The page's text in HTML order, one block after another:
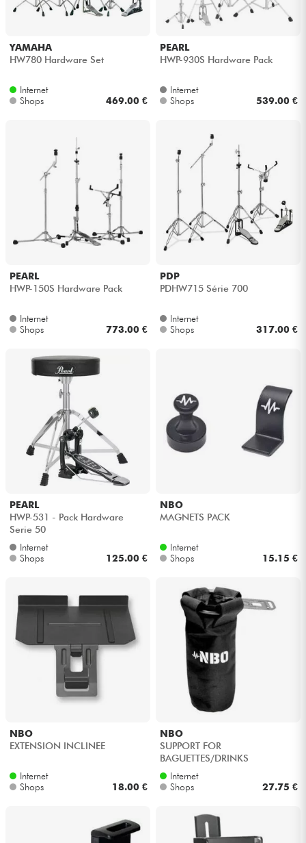
YAMAHA
HW780 Hardware Set
Internet
Shops
469.00 €
PEARL
HWP-930S Hardware Pack
Internet
Shops
539.00 €
PEARL
HWP-150S Hardware Pack
Internet
Shops
773.00 €
PDP
PDHW715 Série 700
Internet
Shops
317.00 €
PEARL
HWP-531 - Pack Hardware
Serie 50
Internet
Shops
125.00 €
NBO
MAGNETS PACK
Internet
Shops
15.15 €
NBO
EXTENSION INCLINEE
Internet
Shops
18.00 €
NBO
SUPPORT FOR
BAGUETTES/DRINKS
Internet
Shops
27.75 €